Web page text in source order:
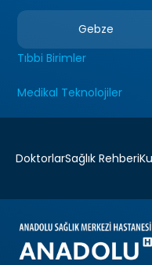
Gebze
Tıbbi Birimler
Medikal Teknolojiler
DoktorlarSağlık Rehberi